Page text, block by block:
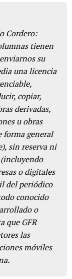
Cordero:
tienen
su
una licencia
copiar,
derivadas,
u obras
forma general
sin reserva ni
o digitales
del periódico
conocido
o
que GFR
las
móviles